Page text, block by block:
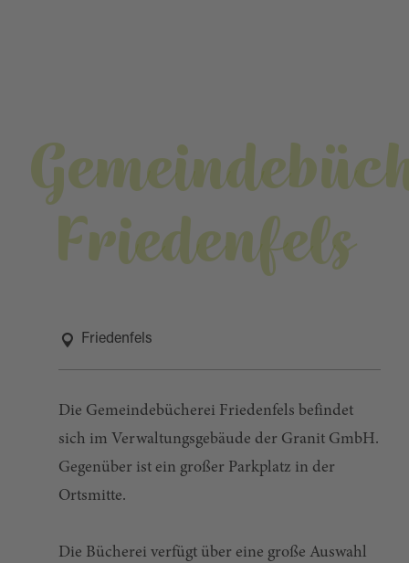
Friedenfels
Friedenfels
Die Gemeindebücherei Friedenfels befindet
sich im Verwaltungsgebäude der Granit GmbH.
Gegenüber ist ein großer Parkplatz in der
Ortsmitte.
Die Bücherei verfügt über eine große Auswahl